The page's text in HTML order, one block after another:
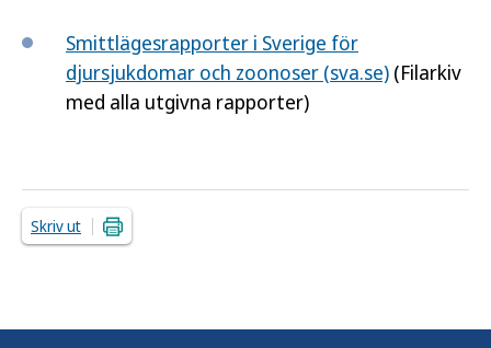
Smittlägesrapporter i Sverige för
djursjukdomar och zoonoser (sva.se) (Filarkiv
med alla utgivna rapporter)
Skriv ut